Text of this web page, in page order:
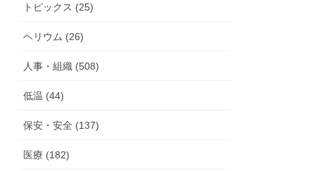
トピックス (25)
ヘリウム (26)
人事・組織 (508)
低温 (44)
保安・安全 (137)
医療 (182)